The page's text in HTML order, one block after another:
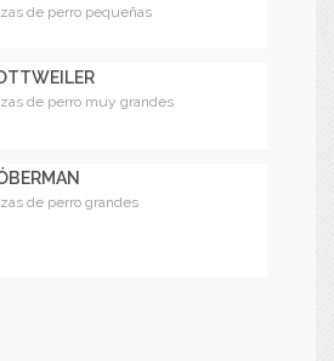
de perro pequeñas
de perro muy grandes
de perro grandes